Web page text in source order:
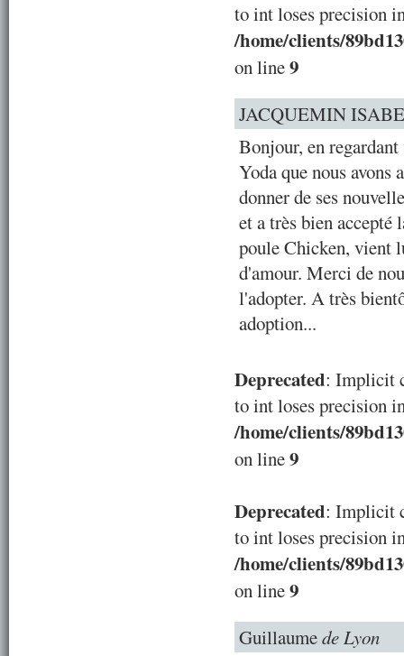
to int loses precision
/home/clients/
on line9
JACQUEMIN
Bonjour, en
Yoda que nous avons
donner de ses
et a très bien accepté
poule Chicken, vient
d'amour. Merci de
l'adopter. A très
adoption...
Deprecated: Implicit
to int loses precision
/home/clients/
on line9
Deprecated: Implicit
to int loses precision
/home/clients/
on line9
Guillaumede Lyon